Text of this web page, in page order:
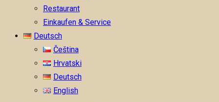
Restaurant
Einkaufen & Service
Deutsch
Čeština
Hrvatski
Deutsch
English